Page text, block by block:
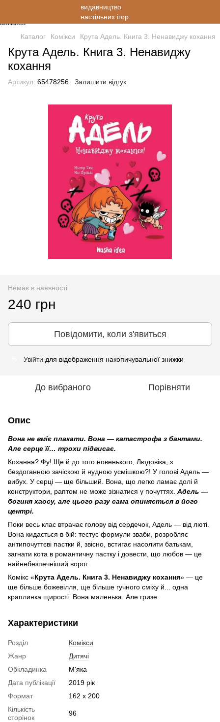
Каталог Комікси Крута Адель. Книга 3. Ненавиджу кохання
Крута Адель. Книга 3. Ненавиджу
кохання
Артикул: 65478256 Залишити відгук
Немає в наявності
240 грн
Повідомити, коли з'явиться
Увійти для відображення накопичувальної знижки
До вибраного Порівняти
Опис
Вона не вміє плакати. Вона — катастрофа з бантами.
Але серце її… трохи підвисає.
Кохання? Фу! Ще й до того новенького, Людовіка, з
бездоганною зачіскою й нудною усмішкою?! У голові Адель —
вибух. У серці — ще більший. Вона, що легко ламає долі й
конструктори, раптом не може зізнатися у почуттях. Адель —
богиня хаосу, але цього разу сама опиняється в його
центрі.
Поки весь клас втрачає голову від сердечок, Адель — від люті.
Вона кидається в бій: тестує формули зваби, розробляє
антипочуттєві пастки й, звісно, встигає насолити батькам,
загнати кота в романтичну пастку і довести, що любов — це
найнебезпечніший ворог.
Комікс «Крута Адель. Книга 3. Ненавиджу кохання» — це
ще більше божевілля, ще більше гучного сміху й... одна
краплинка щирості. Вона маленька. Але гризе.
Характеристики
Розділ
Комікси
Жанр
Дитячі
Обкладинка
М'яка
Дата публікації
2019 рік
Формат
162 х 200
Кількість
сторінок
96